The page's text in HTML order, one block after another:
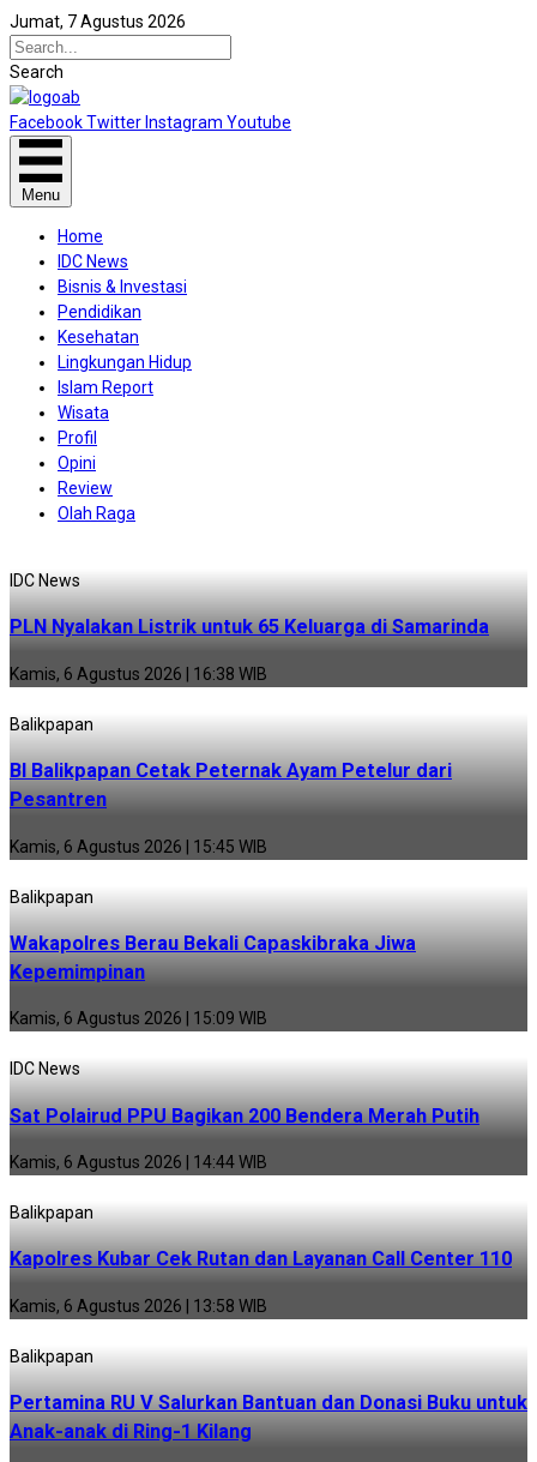
Jumat, 7 Agustus 2026
Search
FacebookTwitter Instagram Youtube
Menu
Home
IDC News
Bisnis & Investasi
Pendidikan
Kesehatan
Lingkungan Hidup
Islam Report
Wisata
Profil
Opini
Review
Olah Raga
IDC News
PLN Nyalakan Listrik untuk 65 Keluarga di Samarinda
Kamis, 6 Agustus 2026 | 16:38 WIB
Balikpapan
BI Balikpapan Cetak Peternak Ayam Petelur dari
Pesantren
Kamis, 6 Agustus 2026 | 15:45 WIB
Balikpapan
Wakapolres Berau Bekali Capaskibraka Jiwa
Kepemimpinan
Kamis, 6 Agustus 2026 | 15:09 WIB
IDC News
Sat Polairud PPU Bagikan 200 Bendera Merah Putih
Kamis, 6 Agustus 2026 | 14:44 WIB
Balikpapan
Kapolres Kubar Cek Rutan dan Layanan Call Center 110
Kamis, 6 Agustus 2026 | 13:58 WIB
Balikpapan
Pertamina RU V Salurkan Bantuan dan Donasi Buku untuk
Anak-anak di Ring-1 Kilang